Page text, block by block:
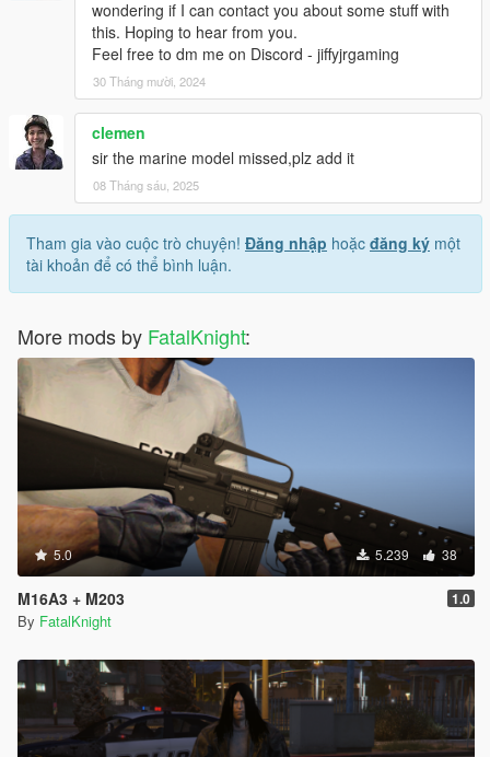
wondering if I can contact you about some stuff with
this. Hoping to hear from you.
Feel free to dm me on Discord - jiffyjrgaming
30 Tháng mười, 2024
clemen
sir the marine model missed,plz add it
08 Tháng sáu, 2025
Tham gia vào cuộc trò chuyện! Đăng nhập hoặc đăng ký một
tài khoản để có thể bình luận.
More mods by FatalKnight:
5.0 5.239 38
M16A3 + M203 1.0
By FatalKnight